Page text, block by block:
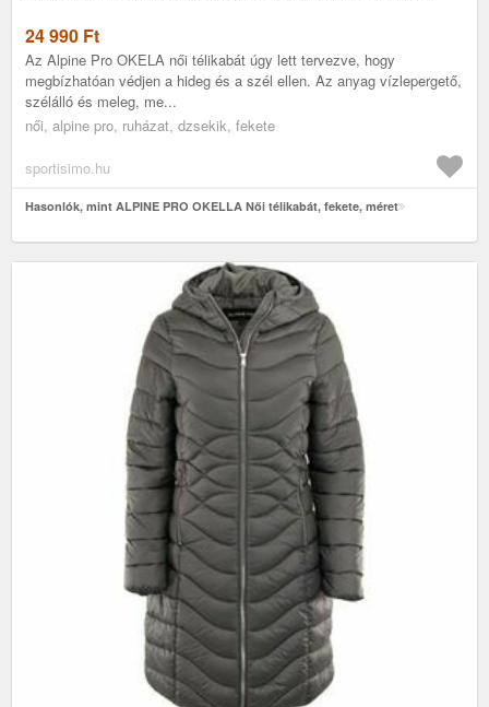
24 990 Ft
Az Alpine Pro OKELA női télikabát úgy lett tervezve, hogy
megbízhatóan védjen a hideg és a szél ellen. Az anyag vízlepergető,
szélálló és meleg, me...
női, alpine pro, ruházat, dzsekik, fekete
sportisimo.hu
Hasonlók, mint ALPINE PRO OKELLA Női télikabát, fekete, méret